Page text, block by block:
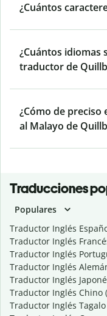
¿Cuántos
¿Cuántos idiomas
traductor de
¿Cómo de preciso
al Malayo de
Traducciones
Populares
Traductor Inglés
Traductor Inglés
Traductor Inglés
Traductor Inglés
Traductor Inglés
Traductor Inglés Chino
Traductor Inglés Tagalo